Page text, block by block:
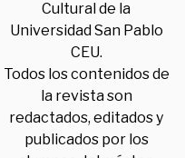
Cultural de la
Universidad San Pablo
CEU.
Todos los contenidos de
la revista son
redactados, editados y
publicados por los